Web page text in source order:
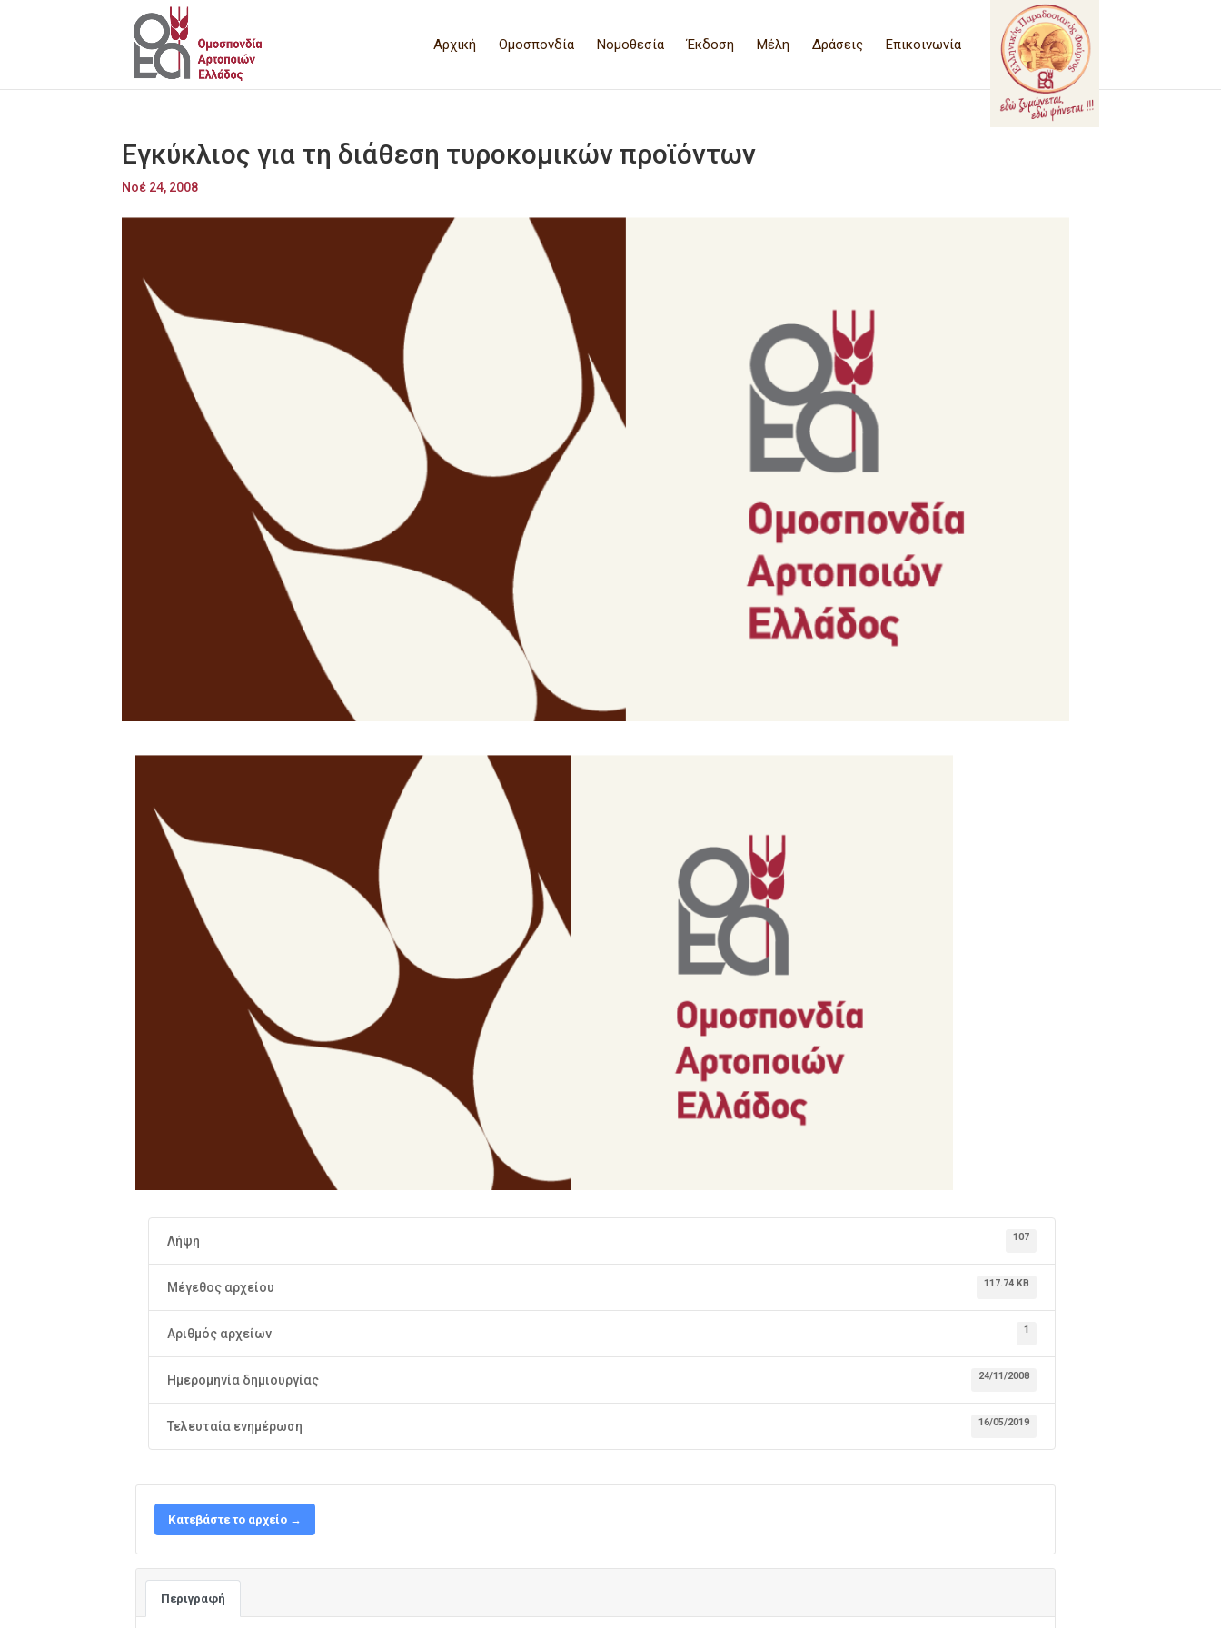
Αρχική Ομοσπονδία Νομοθεσία Έκδοση Μέλη Δράσεις Επικοινωνία
Εγκύκλιος για τη διάθεση τυροκομικών προϊόντων
Νοέ 24, 2008
Λήψη 107
Μέγεθος αρχείου 117.74 KB
Αριθμός αρχείων 1
Ημερομηνία δημιουργίας 24/11/2008
Τελευταία ενημέρωση 16/05/2019
Κατεβάστε το αρχείο →
Περιγραφή